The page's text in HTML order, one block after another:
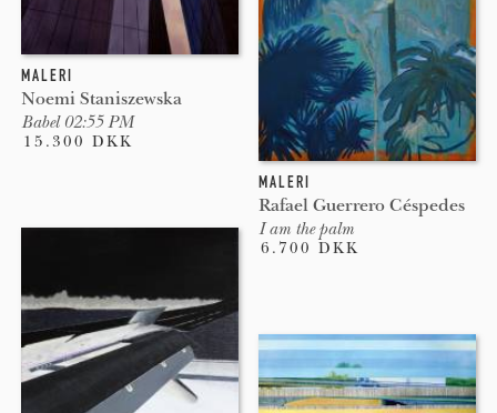
MALERI
Noemi Staniszewska
Babel 02:55 PM
15.300 DKK
MALERI
Rafael Guerrero Céspedes
I am the palm
6.700 DKK